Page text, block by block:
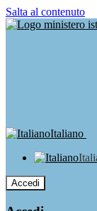
Salta al contenuto
Italiano
Accedi